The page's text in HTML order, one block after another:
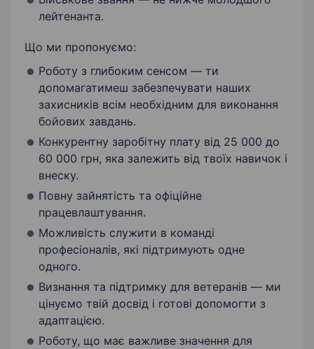
лейтенанта.
Що ми пропонуємо:
Роботу з глибоким сенсом — ти
допомагатимеш забезпечувати наших
захисників всім необхідним для виконання
бойових завдань.
Конкурентну заробітну плату від 25 000 до
60 000 грн, яка залежить від твоїх навичок і
внеску.
Повну зайнятість та офіційне
працевлаштування.
Можливість служити в команді
професіоналів, які підтримують одне
одного.
Визнання та підтримку для ветеранів — ми
цінуємо твій досвід і готові допомогти з
адаптацією.
Роботу, що має важливе значення для